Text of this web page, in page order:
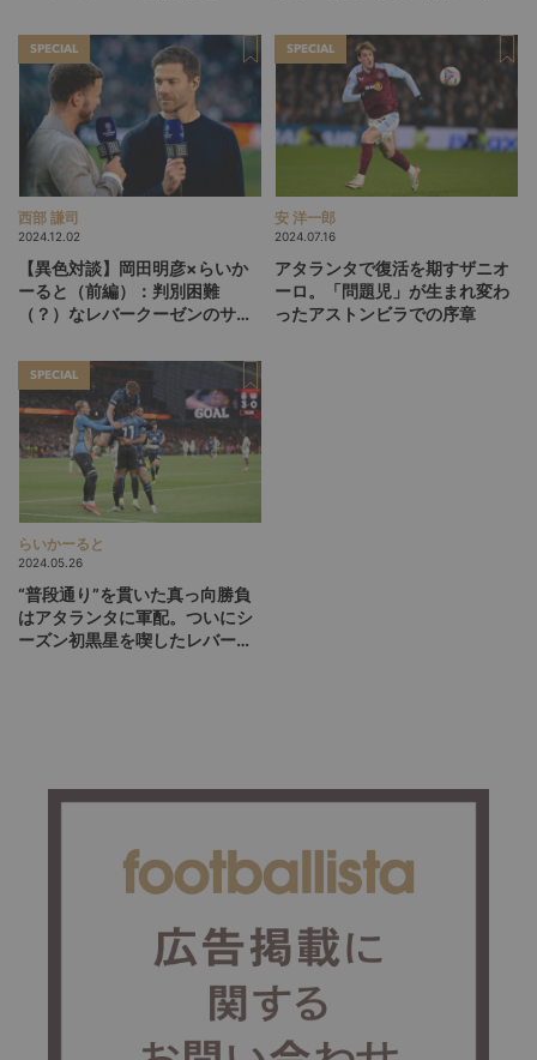
生き様
SPECIAL
西部 謙司
2024.12.02
【異色対談】岡田明彦×らいか
ーると（前編）：判別困難
（？）なレバークーゼンのサッ
SPECIAL
安 洋一郎
2024.07.16
アタランタで復活を期すザニオ
ーロ。「問題児」が生まれ変わ
ったアストンビラでの序章
SPECIAL
らいかーると
2024.05.26
“普段通り”を貫いた真っ向勝負
はアタランタに軍配。ついにシ
ーズン初黒星を喫したレバーク